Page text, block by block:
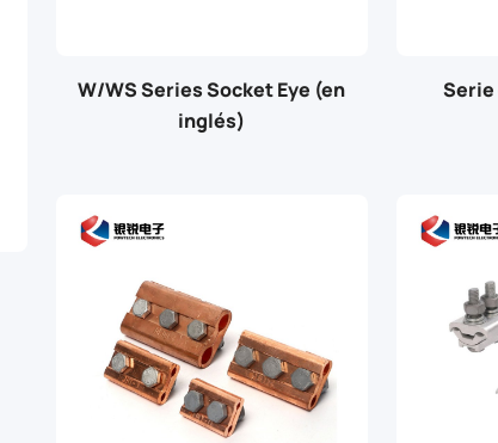
W/WS Series Socket Eye (en
inglés)
Serie